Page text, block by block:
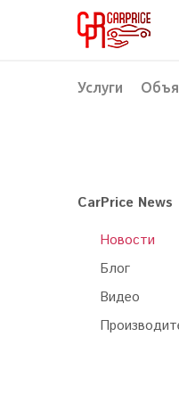
Услуги
CarPrice News
Новости
Блог
Видео